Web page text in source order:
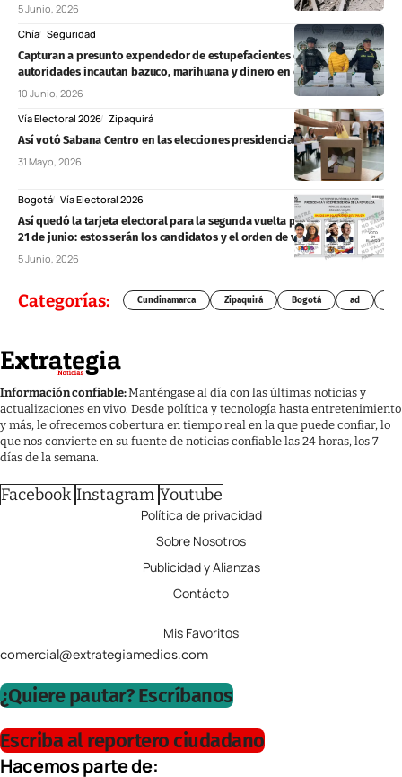
5 Junio, 2026
Chía Seguridad
Capturan a presunto expendedor de estupefacientes en Chía;
autoridades incautan bazuco, marihuana y dinero en efectivo
10 Junio, 2026
Vía Electoral 2026 Zipaquirá
Así votó Sabana Centro en las elecciones presidenciales de 2026
31 Mayo, 2026
Bogotá Vía Electoral 2026
Así quedó la tarjeta electoral para la segunda vuelta presidencial del
21 de junio: estos serán los candidatos y el orden de votación
5 Junio, 2026
Categorías: Cundinamarca Zipaquirá Bogotá ad
Información confiable:Manténgase al día con las últimas noticias y
actualizaciones en vivo. Desde política y tecnología hasta entretenimiento
y más, le ofrecemos cobertura en tiempo real en la que puede confiar, lo
que nos convierte en su fuente de noticias confiable las 24 horas, los 7
días de la semana.
Facebook Instagram Youtube
Política de privacidad
Sobre Nosotros
Publicidad y Alianzas
Contácto
Mis Favoritos
comercial@extrategiamedios.com
¿Quiere pautar? Escríbanos
Escriba al reportero ciudadano
Hacemos parte de: